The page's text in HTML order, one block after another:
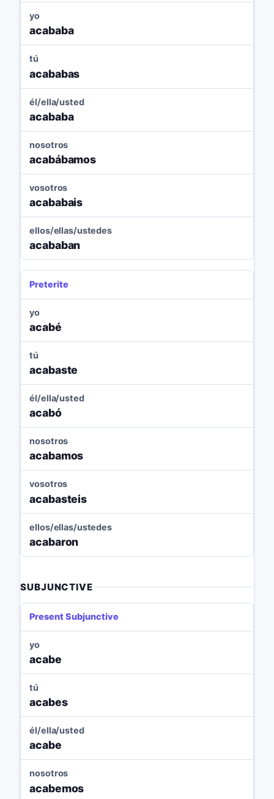
yo
acababa
tú
acababas
él/ella/usted
acababa
nosotros
acabábamos
vosotros
acababais
ellos/ellas/ustedes
acababan
Preterite
yo
acabé
tú
acabaste
él/ella/usted
acabó
nosotros
acabamos
vosotros
acabasteis
ellos/ellas/ustedes
acabaron
SUBJUNCTIVE
Present Subjunctive
yo
acabe
tú
acabes
él/ella/usted
acabe
nosotros
acabemos